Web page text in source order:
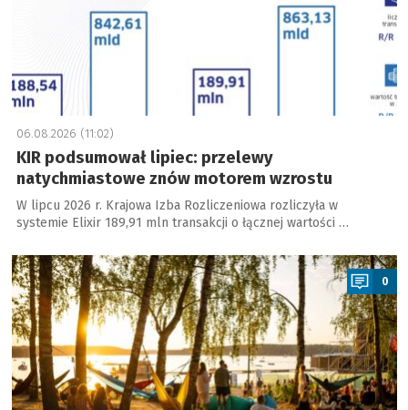
06.08.2026 (11:02)
KIR podsumował lipiec: przelewy
natychmiastowe znów motorem wzrostu
W lipcu 2026 r. Krajowa Izba Rozliczeniowa rozliczyła w
systemie Elixir 189,91 mln transakcji o łącznej wartości …
a
0